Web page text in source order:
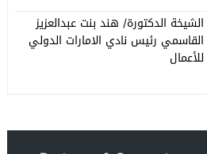
الشيخة الدكتورة/ هند بنت عبدالعزيز
القاسمي رئيس نادي الامارات الدولي
للأعمال